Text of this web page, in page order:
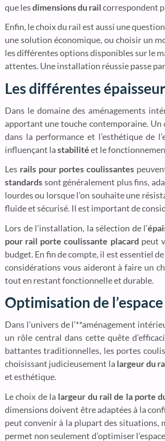
que lesdimensions du railcorrespondent
Enfin, le choix du rail est aussi une
une solution économique, ou choisir un
les différentes options disponibles sur le
attentes. Une installation réussie passe
Les différentes
Dans le domaine des aménagements
apportant une touche contemporaine.
dans la performance et l’esthétique de
influençant lastabilitéet le
Les rails pour portes coulissantes
standardssont généralement plus fins,
lourdes ou lorsque l’on souhaite une
fluide et sécurisé. Il est important de
Lors de l’installation, la sélection de l’
pour rail porte coulissante placard peut
budget. En fin de compte, il est essentiel
considérations vous aideront à faire un
tout en restant fonctionnelle et durable.
Optimisation de
Dans l’univers de l’**aménagement
un rôle central dans cette quête
battantes traditionnelles, les portes
choisissant judicieusement la largeur du
et esthétique.
Le choix de la largeur du rail de la porte
dimensions doivent être adaptées à la
peut convenir à la plupart des situations,
permet non seulement d’optimiser